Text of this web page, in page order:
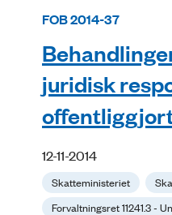
FOB 2014-37
juridisk
12-11-2014
Skatteministeriet
Forvaltningsret 11241.3 -